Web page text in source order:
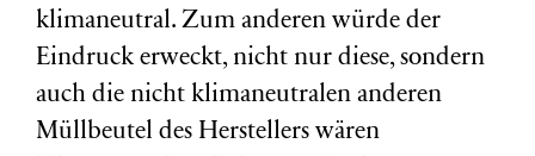
klimaneutral. Zum anderen würde der
Eindruck erweckt, nicht nur diese, sondern
auch die nicht klimaneutralen anderen
Müllbeutel des Herstellers wären